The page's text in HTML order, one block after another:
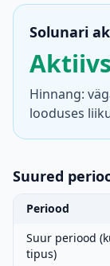
Solunari
Hinnang:
looduses
Suured
Periood
Suur periood
tipus)